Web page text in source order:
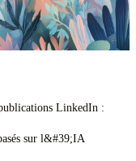
LinkedIn :
sur l&#39;IA